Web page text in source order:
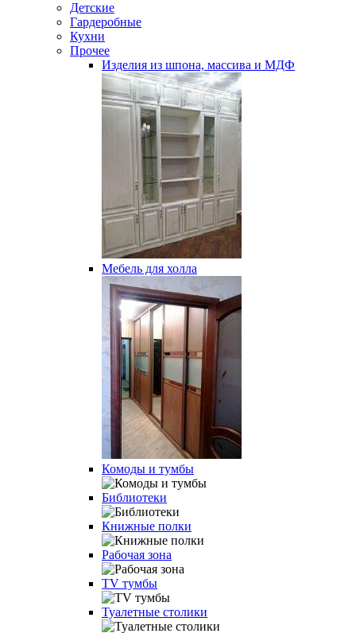
Детские
Гардеробные
Кухни
Прочее
Изделия из шпона, массива и МДФ
Мебель для холла
Комоды и тумбы
Библиотеки
Книжные полки
Рабочая зона
TV тумбы
Туалетные столики